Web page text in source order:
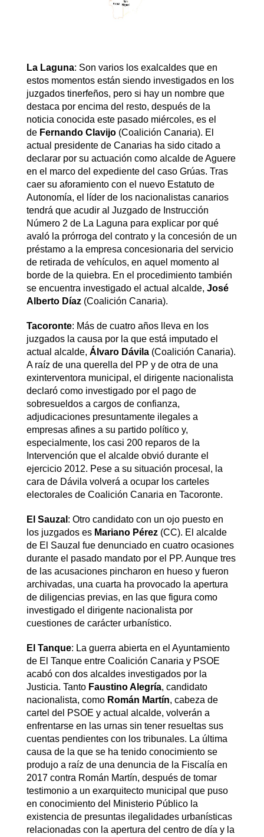
La Laguna: Son varios los exalcaldes que en
estos momentos están siendo investigados en los
juzgados tinerfeños, pero si hay un nombre que
destaca por encima del resto, después de la
noticia conocida este pasado miércoles, es el
de Fernando Clavijo(Coalición Canaria). El
actual presidente de Canarias ha sido citado a
declarar por su actuación como alcalde de Aguere
en el marco del expediente del caso Grúas. Tras
caer su aforamiento con el nuevo Estatuto de
Autonomía, el líder de los nacionalistas canarios
tendrá que acudir al Juzgado de Instrucción
Número 2 de La Laguna para explicar por qué
avaló la prórroga del contrato y la concesión de un
préstamo a la empresa concesionaria del servicio
de retirada de vehículos, en aquel momento al
borde de la quiebra. En el procedimiento también
se encuentra investigado el actual alcalde, José
Alberto Díaz(Coalición Canaria).
Tacoronte: Más de cuatro años lleva en los
juzgados la causa por la que está imputado el
actual alcalde, Álvaro Dávila(Coalición Canaria).
A raíz de una querella del PP y de otra de una
exinterventora municipal, el dirigente nacionalista
declaró como investigado por el pago de
sobresueldos a cargos de confianza,
adjudicaciones presuntamente ilegales a
empresas afines a su partido político y,
especialmente, los casi 200 reparos de la
Intervención que el alcalde obvió durante el
ejercicio 2012. Pese a su situación procesal, la
cara de Dávila volverá a ocupar los carteles
electorales de Coalición Canaria en Tacoronte.
El Sauzal : Otro candidato con un ojo puesto en
los juzgados es Mariano Pérez(CC). El alcalde
de El Sauzal fue denunciado en cuatro ocasiones
durante el pasado mandato por el PP. Aunque tres
de las acusaciones pincharon en hueso y fueron
archivadas, una cuarta ha provocado la apertura
de diligencias previas, en las que figura como
investigado el dirigente nacionalista por
cuestiones de carácter urbanístico.
El Tanque: La guerra abierta en el Ayuntamiento
de El Tanque entre Coalición Canaria y PSOE
acabó con dos alcaldes investigados por la
Justicia. Tanto Faustino Alegría, candidato
nacionalista, como Román Martín, cabeza de
cartel del PSOE y actual alcalde, volverán a
enfrentarse en las urnas sin tener resueltas sus
cuentas pendientes con los tribunales. La última
causa de la que se ha tenido conocimiento se
produjo a raíz de una denuncia de la Fiscalía en
2017 contra Román Martín, después de tomar
testimonio a un exarquitecto municipal que puso
en conocimiento del Ministerio Público la
existencia de presuntas ilegalidades urbanísticas
relacionadas con la apertura del centro de día y la